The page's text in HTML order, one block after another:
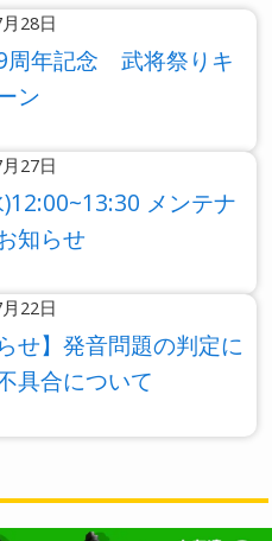
28日
周年記念 武将祭りキ
ン
27日
メンテナ
知らせ
22日
せ】発音問題の判定に
具合について